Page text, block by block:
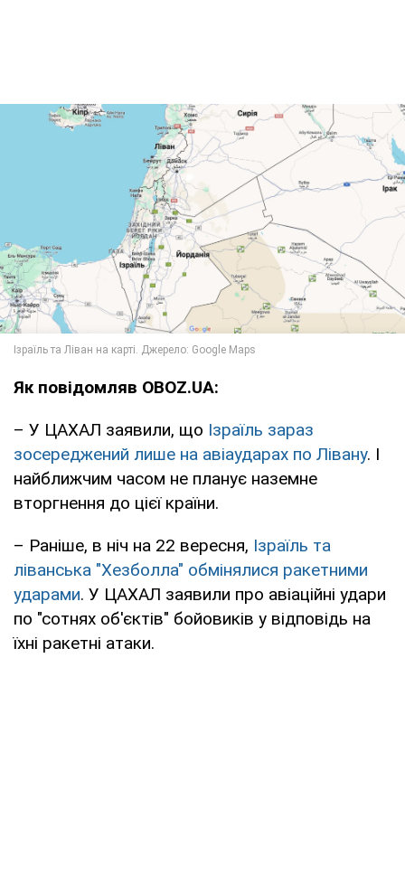
Як повідомляв OBOZ.UA:
– У ЦАХАЛ заявили, що Ізраїль зараз
зосереджений лише на авіаударах по Лівану. І
найближчим часом не планує наземне
вторгнення до цієї країни.
– Раніше, в ніч на 22 вересня, Ізраїль та
ліванська "Хезболла" обмінялися ракетними
ударами. У ЦАХАЛ заявили про авіаційні удари
по "сотнях об'єктів" бойовиків у відповідь на
їхні ракетні атаки.